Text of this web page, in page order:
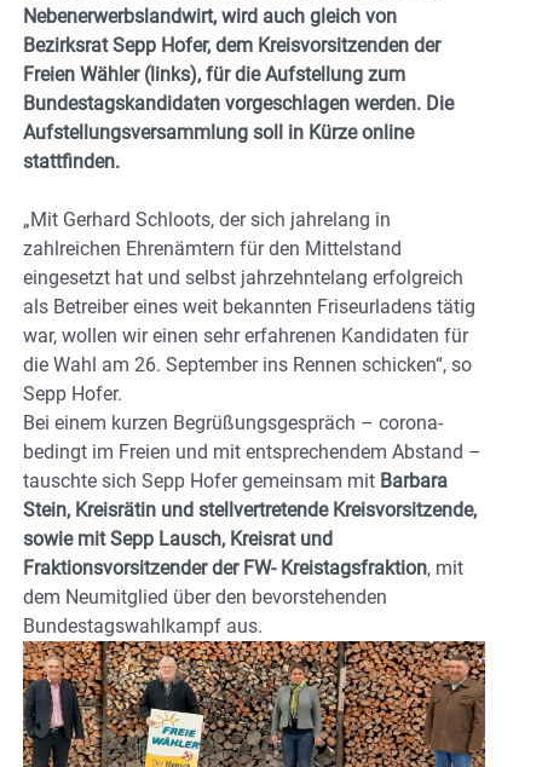
Nebenerwerbslandwirt, wird auch gleich von
Bezirksrat Sepp Hofer, dem Kreisvorsitzenden der
Freien Wähler (links), für die Aufstellung zum
Bundestagskandidaten vorgeschlagen werden. Die
Aufstellungsversammlung soll in Kürze online
stattfinden.
„Mit Gerhard Schloots, der sich jahrelang in
zahlreichen Ehrenämtern für den Mittelstand
eingesetzt hat und selbst jahrzehntelang erfolgreich
als Betreiber eines weit bekannten Friseurladens tätig
war, wollen wir einen sehr erfahrenen Kandidaten für
die Wahl am 26. September ins Rennen schicken“, so
Sepp Hofer.
Bei einem kurzen Begrüßungsgespräch – corona-
bedingt im Freien und mit entsprechendem Abstand –
tauschte sich Sepp Hofer gemeinsam mit Barbara
Stein, Kreisrätin und stellvertretende Kreisvorsitzende,
sowie mit Sepp Lausch, Kreisrat und
Fraktionsvorsitzender der FW- Kreistagsfraktion, mit
dem Neumitglied über den bevorstehenden
Bundestagswahlkampf aus.